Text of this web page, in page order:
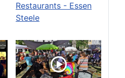
Restaurants - Essen
Steele